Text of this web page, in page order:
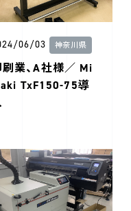
06/03 神奈川県
刷業、A社様／ Mi
TxF150-75導